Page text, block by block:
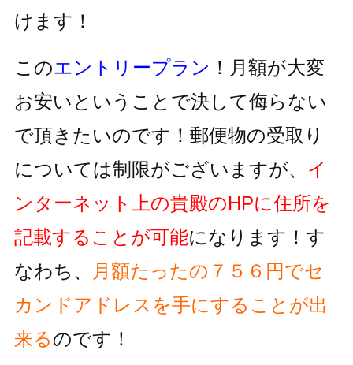
けます！
このエントリープラン ！月額が大変
お安いということで決して侮らない
で頂きたいのです！郵便物の受取り
については制限がございますが、 イ
ンターネット上の貴殿のHPに住所を
記載することが可能になります！す
なわち、
月額たったの７５６円でセ
カンドアドレスを手にすることが出
来るのです！